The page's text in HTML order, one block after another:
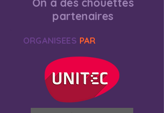
partenaires
ORGANISEES PAR